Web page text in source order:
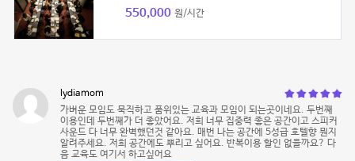
550,000 원/시간
lydiamom
가벼운 모임도 묵직하고 품위있는 교육과 모임이 되는곳이네요. 두번째
이용인데 두번째가 더 좋았어요. 저희 너무 집중력 좋은 공간이고 스피커
사운드 다 너무 완벽했던것 같아요. 매번 나는 공간에 5성급 호텔향 뭔지
알려주세요. 저희 공간에도 뿌리고 싶어요. 반복이용 할인 없을까요? 다
음 교육도 여기서 하고싶어요